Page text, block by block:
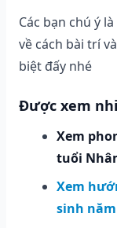
Các bạn chú ý
về cách bài trí
biệt đấy nhé
Được xem
Xem
tuổi
Xem
sinh năm